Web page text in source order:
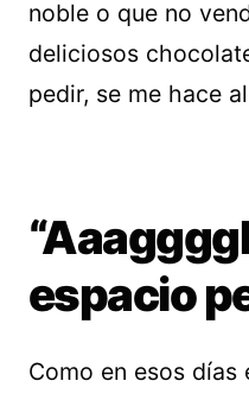
noble o que no
deliciosos
pedir, se me hace
espacio
Como en esos